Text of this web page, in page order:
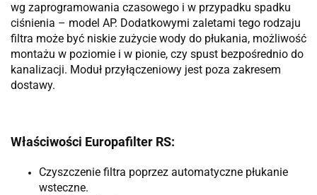
wg zaprogramowania czasowego i w przypadku spadku
ciśnienia – model AP. Dodatkowymi zaletami tego rodzaju
filtra może być niskie zużycie wody do płukania, możliwość
montażu w poziomie i w pionie, czy spust bezpośrednio do
kanalizacji. Moduł przyłączeniowy jest poza zakresem
dostawy.
Właściwości Europafilter RS:
Czyszczenie filtra poprzez automatyczne płukanie
wsteczne.